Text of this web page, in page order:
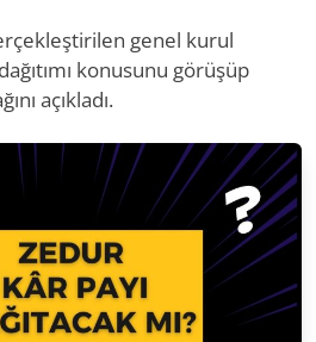
genel kurul
konusunu görüşüp
açıkladı.